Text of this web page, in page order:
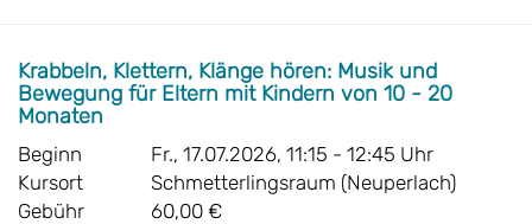
Krabbeln, Klettern, Klänge hören: Musik und
Bewegung für Eltern mit Kindern von 10 - 20
Monaten
Beginn
Fr., 17.07.2026, 11:15 - 12:45 Uhr
Kursort
Schmetterlingsraum (Neuperlach)
Gebühr
60,00 €